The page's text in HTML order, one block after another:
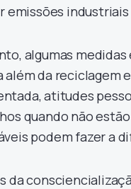
emissões
algumas
além da reciclagem
atitudes
quando não
podem fazer a
da